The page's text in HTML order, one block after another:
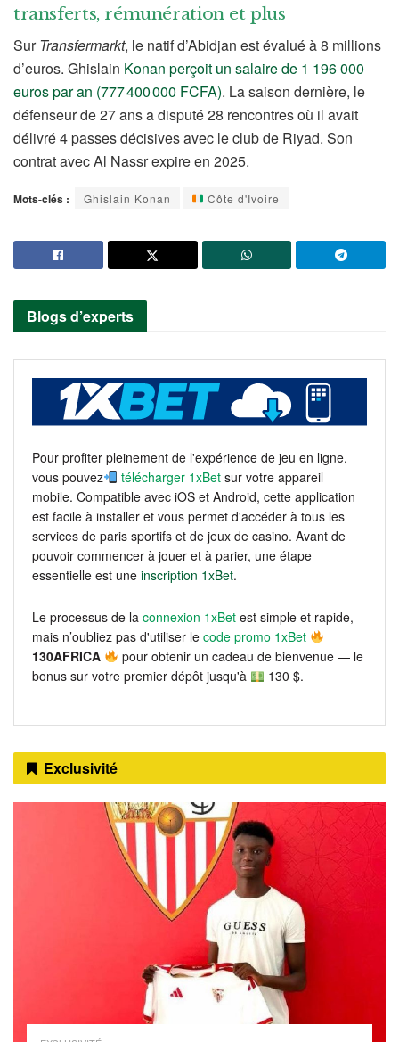
transferts, rémunération et plus
Sur Transfermarkt, le natif d’Abidjan est évalué à 8 millions
d’euros. Ghislain Konan perçoit un salaire de 1 196 000
euros par an (777 400 000 FCFA). La saison dernière, le
défenseur de 27 ans a disputé 28 rencontres où il avait
délivré 4 passes décisives avec le club de Riyad. Son
contrat avec Al Nassr expire en 2025.
Mots-clés : Ghislain Konan Côte d'Ivoire
Blogs d’experts
Pour profiter pleinement de l'expérience de jeu en ligne,
vous pouvez
télécharger 1xBet sur votre appareil
mobile. Compatible avec iOS et Android, cette application
est facile à installer et vous permet d'accéder à tous les
services de paris sportifs et de jeux de casino. Avant de
pouvoir commencer à jouer et à parier, une étape
essentielle est une inscription 1xBet.
Le processus de la connexion 1xBet est simple et rapide,
mais n’oubliez pas d'utiliser le code promo 1xBet
130AFRICA
pour obtenir un cadeau de bienvenue — le
bonus sur votre premier dépôt jusqu'à
130 $.
Exclusivité